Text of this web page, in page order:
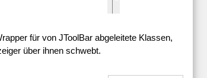
für von JToolBar abgeleitete Klassen,
über ihnen schwebt.